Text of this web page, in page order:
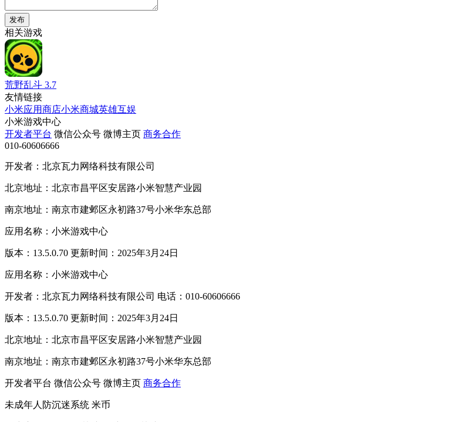
发布
相关游戏
荒野乱斗 3.7
友情链接
小米应用商店小米商城英雄互娱
小米游戏中心
开发者平台 微信公众号 微博主页 商务合作
010-60606666
开发者：北京瓦力网络科技有限公司
北京地址：北京市昌平区安居路小米智慧产业园
南京地址：南京市建邺区永初路37号小米华东总部
应用名称：小米游戏中心
版本：13.5.0.70 更新时间：2025年3月24日
应用名称：小米游戏中心
开发者：北京瓦力网络科技有限公司 电话：010-60606666
版本：13.5.0.70 更新时间：2025年3月24日
北京地址：北京市昌平区安居路小米智慧产业园
南京地址：南京市建邺区永初路37号小米华东总部
开发者平台 微信公众号 微博主页 商务合作
未成年人防沉迷系统 米币